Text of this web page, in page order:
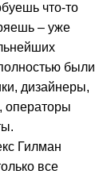
что-то
– уже
были
дизайнеры,
операторы
Гилман
все